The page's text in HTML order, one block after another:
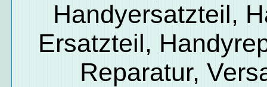
Handyersatzteil,
Ersatzteil,
Reparatur,